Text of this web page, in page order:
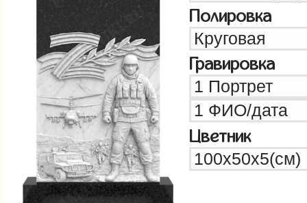
Полировка
Гравировка
Цветник